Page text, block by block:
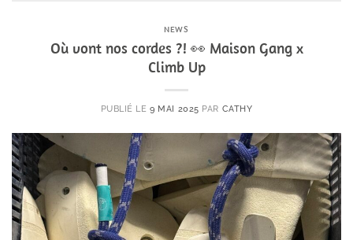
NEWS
Où vont nos cordes ?! 👀 Maison Gang x
Climb Up
PUBLIÉ LE9 MAI 2025 PAR CATHY